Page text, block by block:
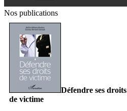
Nos publications
Défendre ses droits
de victime